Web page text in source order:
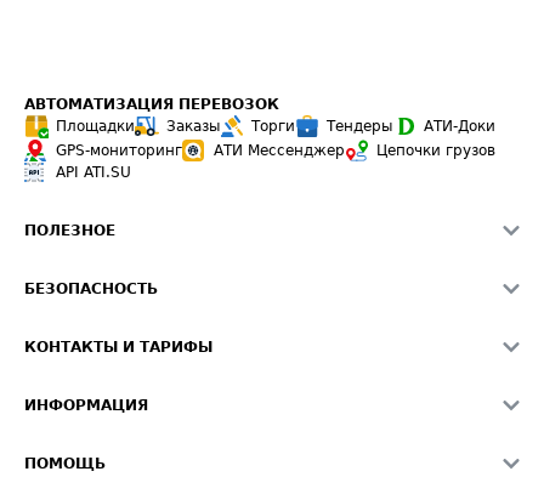
АВТОМАТИЗАЦИЯ ПЕРЕВОЗОК
Площадки
Заказы Торги Тендеры
АТИ-Доки
GPS-мониторинг
АТИ Мессенджер
Цепочки грузов
API ATI.SU
ПОЛЕЗНОЕ
Звезды ATI.SU на вашем сайте
Средние ставки
БЕЗОПАСНОСТЬ
Светофор+
О формировании Паспорта
КОНТАКТЫ И ТАРИФЫ
Реклама на сайте
ИНФОРМАЦИЯ
ПОМОЩЬ